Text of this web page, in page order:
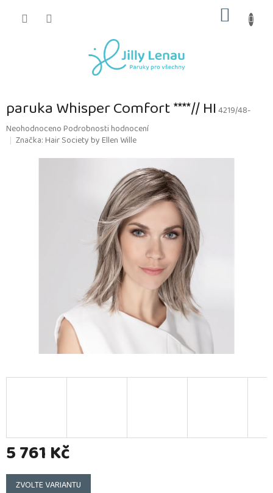
KOŠÍK
paruka Whisper Comfort ****// HI4219/48-
Průměrné
hodnocení
NeohodnocenoPodrobnosti hodnocení
Značka:Hair Society by Ellen Wille
5 761 Kč
Měrná
cena:
ZVOLTE VARIANTU